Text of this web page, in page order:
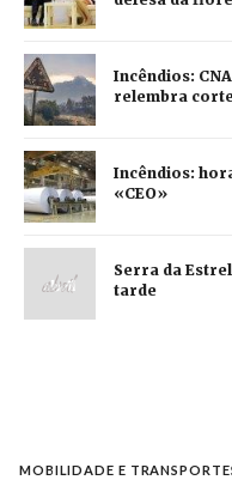
Incêndios:
relembra
Incêndios:
«CEO»
Serra da
tarde
MOBILIDADE E